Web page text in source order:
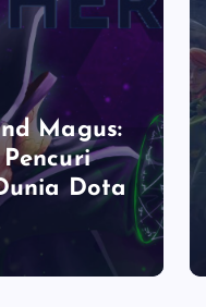
Magus:
Dota